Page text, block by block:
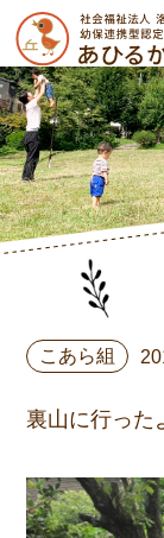
こあら組
裏山に行った